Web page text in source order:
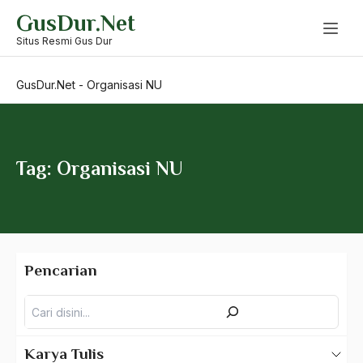
content
GusDur.Net
Situs Resmi Gus Dur
GusDur.Net - Organisasi NU
Tag: Organisasi NU
Pencarian
Karya Tulis
Operasi Naga Hijau
OPM
Oposisi
orang besar
orang Karo
Orang Laduni